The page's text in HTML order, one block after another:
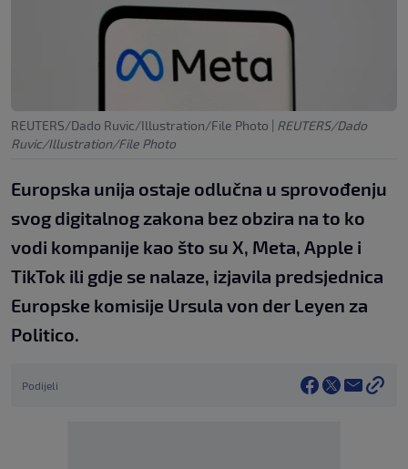
REUTERS/Dado Ruvic/Illustration/File Photo | REUTERS/Dado
Ruvic/Illustration/File Photo
Europska unija ostaje odlučna u sprovođenju
svog digitalnog zakona bez obzira na to ko
vodi kompanije kao što su X, Meta, Apple i
TikTok ili gdje se nalaze, izjavila predsjednica
Europske komisije Ursula von der Leyen za
Politico.
Podijeli